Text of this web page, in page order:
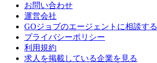
お問い合わせ
運営会社
GOジョブのエージェントに相談する
プライバシーポリシー
利用規約
求人を掲載している企業を見る